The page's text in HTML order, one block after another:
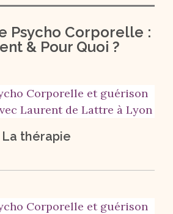
Psycho Corporelle :
& Pour Quoi ?
La thérapie